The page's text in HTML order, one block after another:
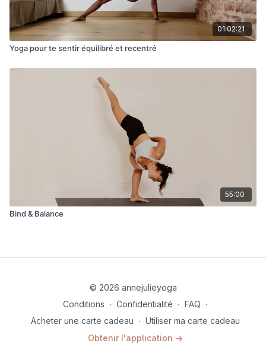
01:02:21
Yoga pour te sentir équilibré et recentré
55:00
Bind & Balance
© 2026 annejulieyoga
Conditions ∙ Confidentialité ∙ FAQ ∙
Acheter une carte cadeau ∙ Utiliser ma carte cadeau
Obtenir l'application ->